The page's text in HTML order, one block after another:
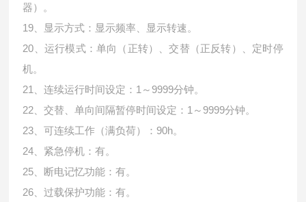
器）。
19、显示方式：显示频率、显示转速。
20、运行模式：单向（正转）、交替（正反转）、定时停
机。
21、连续运行时间设定：1～9999分钟。
22、交替、单向间隔暂停时间设定：1～9999分钟。
23、可连续工作（满负荷）：90h。
24、紧急停机：有。
25、断电记忆功能：有。
26、过载保护功能：有。